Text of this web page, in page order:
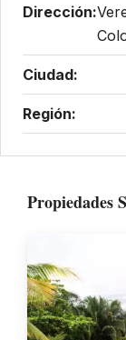
Dirección:
Ciudad:
Región:
Propiedades